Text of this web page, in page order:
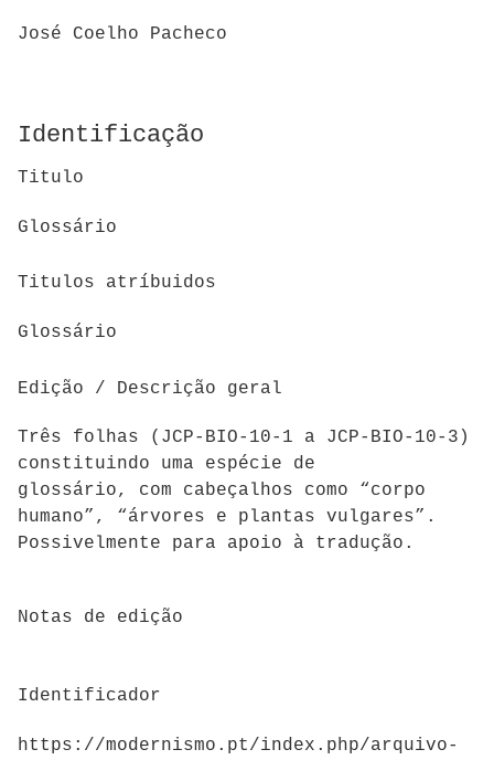
José Coelho Pacheco
Identificação
Titulo
Glossário
Titulos atríbuidos
Glossário
Edição / Descrição geral
Três folhas (JCP-BIO-10-1 a JCP-BIO-10-3)
constituindo uma espécie de
glossário, com cabeçalhos como “corpo
humano”, “árvores e plantas vulgares”.
Possivelmente para apoio à tradução.
Notas de edição
Identificador
https://modernismo.pt/index.php/arquivo-